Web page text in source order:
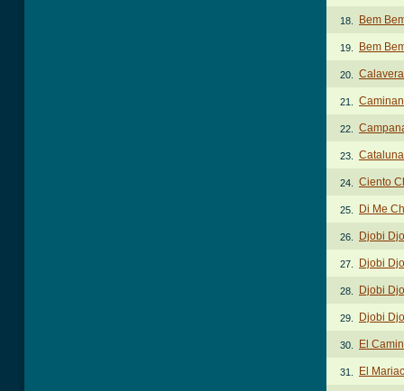
18. Bem
19. Bem
20.
21.
22.
23.
24. Ciento
25. Di Me
26. Djobi
27. Djobi
28. Djobi
29. Djobi
30. El
31. El